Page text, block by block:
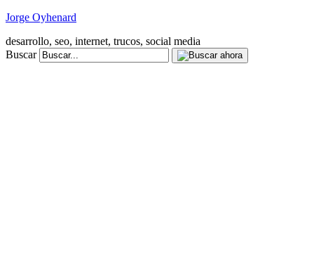
Jorge Oyhenard
desarrollo, seo, internet, trucos, social media
Buscar